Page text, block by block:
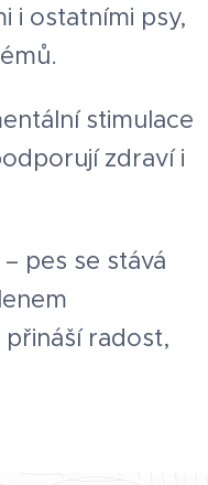
i ostatními psy,
stimulace
zdraví i
– pes se stává
radost,